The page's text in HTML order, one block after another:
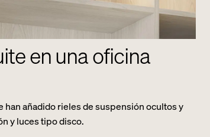
en una oficina
han añadido rieles de suspensión ocultos y
y luces tipo disco.